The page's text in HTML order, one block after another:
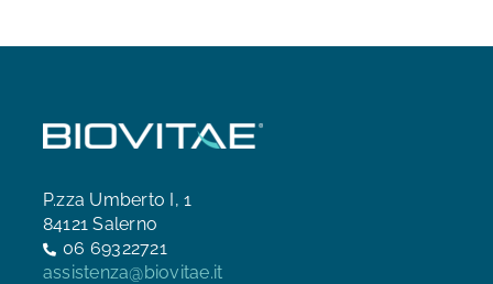
P.zza Umberto I, 1
84121 Salerno
06 69322721
assistenza@biovitae.it